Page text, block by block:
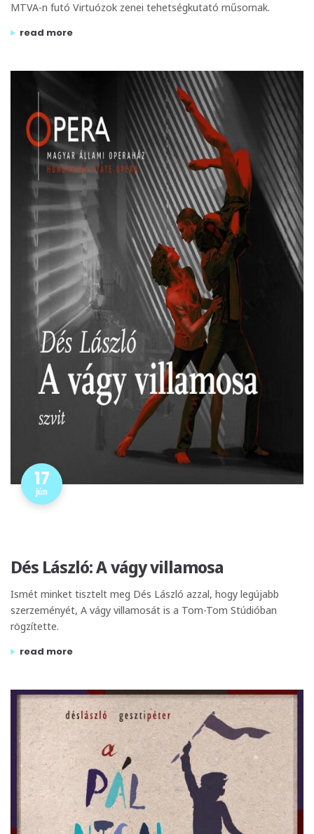
MTVA-n futó Virtuózok zenei tehetségkutató műsornak.
read more
„a virtuózok 2017-es adássorozat partnere a tom-tom
17
jún
Dés László: A vágy villamosa
Ismét minket tisztelt meg Dés László azzal, hogy legújabb
szerzeményét, A vágy villamosát is a Tom-Tom Stúdióban
rögzítette.
read more
„dés lászló: a vágy villamosa”